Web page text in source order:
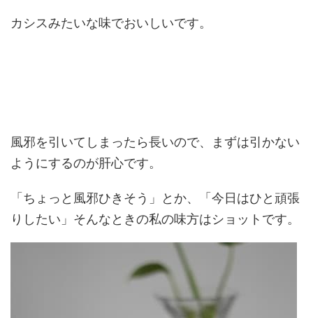
カシスみたいな味でおいしいです。
風邪を引いてしまったら長いので、まずは引かない
ようにするのが肝心です。
「ちょっと風邪ひきそう」とか、「今日はひと頑張
りしたい」そんなときの私の味方はショットです。